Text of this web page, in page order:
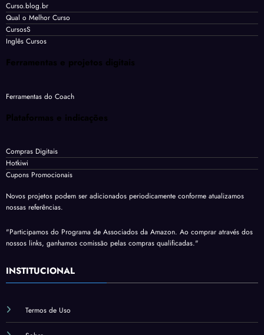
Curso.blog.br
Qual o Melhor Curso
CursosS
Inglês Cursos
Ferramentas e projetos digitais
Ferramentas do Coach
Plataformas e indicações
Compras Digitais
Hotkiwi
Cupons Promocionais
Novos projetos podem ser adicionados periodicamente conforme atualizamos
nossas referências.
"Participamos do Programa de Associados da Amazon. Ao comprar através dos
nossos links, ganhamos comissão pelas compras qualificadas."
INSTITUCIONAL
Termos de Uso